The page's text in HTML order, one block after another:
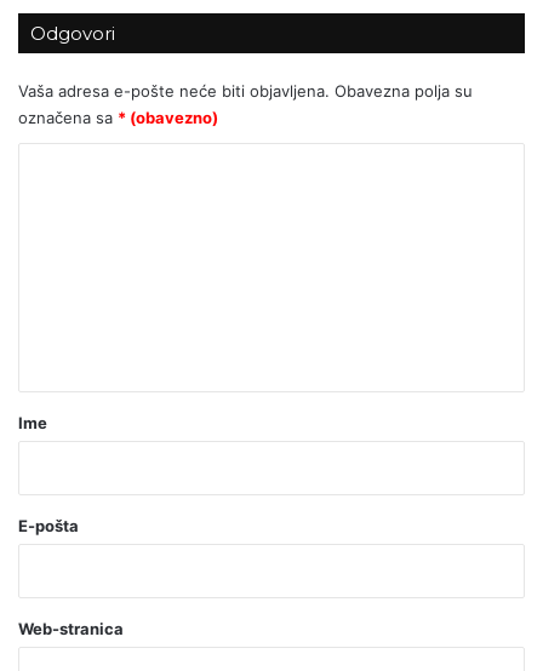
da glasuju za Ivu Rinčić!
Odgovori
Vaša adresa e-pošte neće biti objavljena. Obavezna polja su
označena sa * (obavezno)
r
o
a
v
Ime
E-pošta
Web-stranica